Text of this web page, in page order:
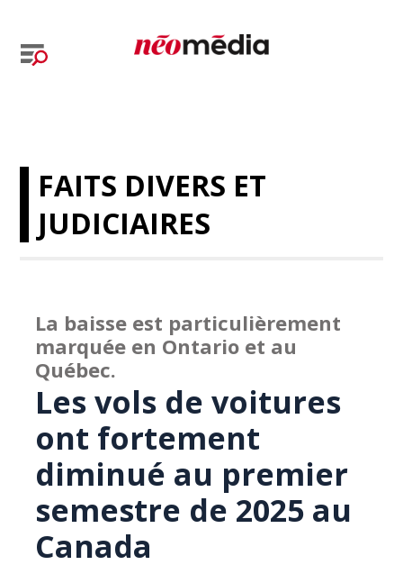
FAITS DIVERS ET
JUDICIAIRES
La baisse est particulièrement
marquée en Ontario et au
Québec.
Les vols de voitures
ont fortement
diminué au premier
semestre de 2025 au
Canada